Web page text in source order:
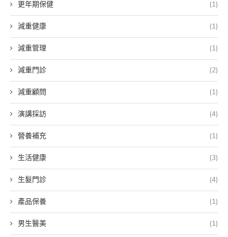
更年期保健 (1)
減重健康 (1)
減重管理 (1)
減重門診 (2)
減重顧問 (1)
演講採訪 (4)
營養補充 (1)
生活健康 (3)
生髮門診 (4)
產品保養 (1)
男生醫美 (1)